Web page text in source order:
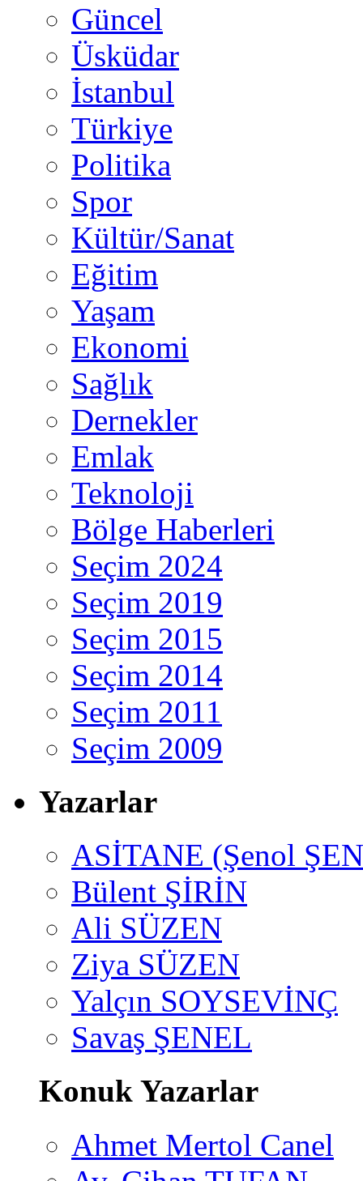
Güncel
Üsküdar
İstanbul
Türkiye
Politika
Spor
Kültür/Sanat
Eğitim
Yaşam
Ekonomi
Sağlık
Dernekler
Emlak
Teknoloji
Bölge Haberleri
Seçim 2024
Seçim 2019
Seçim 2015
Seçim 2014
Seçim 2011
Seçim 2009
Yazarlar
ASİTANE (Şenol
Bülent ŞİRİN
Ali SÜZEN
Ziya SÜZEN
Yalçın SOYSEVİNÇ
Savaş ŞENEL
Konuk Yazarlar
Ahmet Mertol Canel